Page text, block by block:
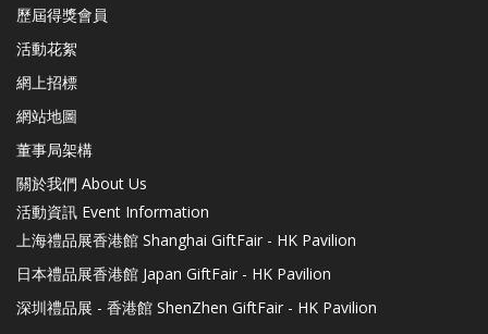
歷屆得獎會員
活動花絮
網上招標
網站地圖
董事局架構
關於我們 About Us
活動資訊 Event Information
上海禮品展香港館 Shanghai GiftFair - HK Pavilion
日本禮品展香港館 Japan GiftFair - HK Pavilion
深圳禮品展 - 香港館 ShenZhen GiftFair - HK Pavilion